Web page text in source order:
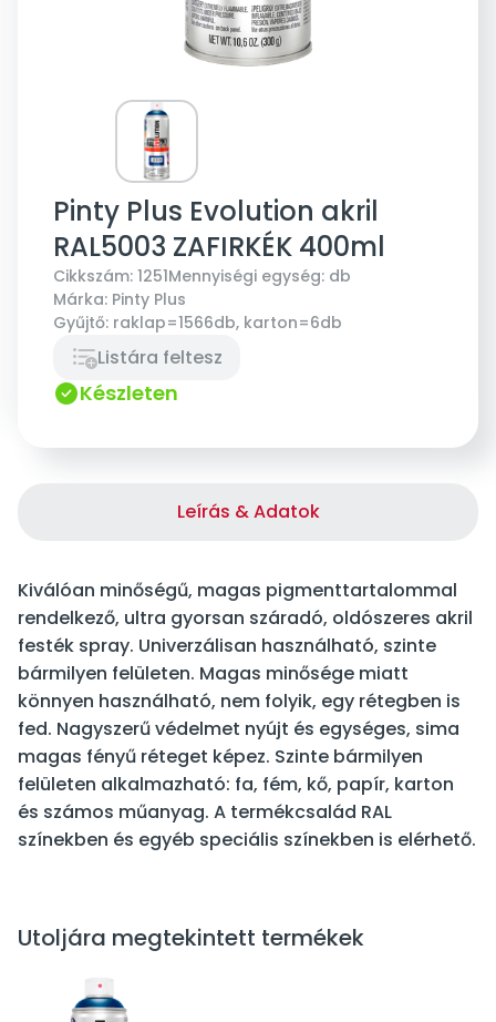
Pinty Plus Evolution akril
RAL5003 ZAFIRKÉK 400ml
Cikkszám: 1251Mennyiségi egység: db
Márka: Pinty Plus
Gyűjtő: raklap=1566db, karton=6db
Listára feltesz
Készleten
Leírás & Adatok
Kiválóan minőségű, magas pigmenttartalommal
rendelkező, ultra gyorsan száradó, oldószeres akril
festék spray. Univerzálisan használható, szinte
bármilyen felületen. Magas minősége miatt
könnyen használható, nem folyik, egy rétegben is
fed. Nagyszerű védelmet nyújt és egységes, sima
magas fényű réteget képez. Szinte bármilyen
felületen alkalmazható: fa, fém, kő, papír, karton
és számos műanyag. A termékcsalád RAL
színekben és egyéb speciális színekben is elérhető.
Utoljára megtekintett termékek